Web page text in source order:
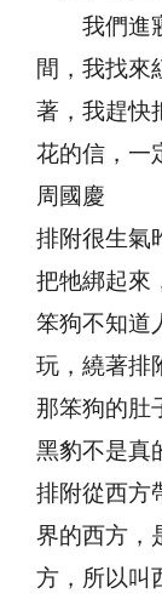
我們進寢
間，我找來
著，我趕快
花的信，一
周國慶
排附很生氣
把牠綁起來
笨狗不知道
玩，繞著排
那笨狗的肚
黑豹不是真
排附從西方
界的西方，
方，所以叫